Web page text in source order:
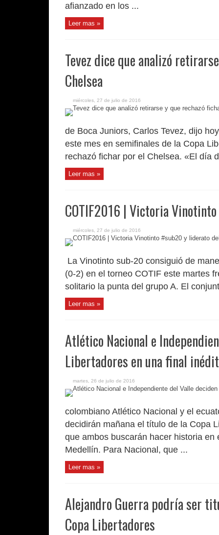
afianzado en los ...
Leer mas »
Tevez dice que analizó
Chelsea
miércoles, 27 de julio de 2016
de Boca Juniors, Carlos Tevez, dijo
este mes en semifinales de la Copa
rechazó fichar por el Chelsea. «El día
Leer mas »
COTIF2016 | Victoria
miércoles, 27 de julio de 2016
La Vinotinto sub-20 consiguió de
(0-2) en el torneo COTIF este martes
solitario la punta del grupo A. El
Leer mas »
Atlético Nacional e
Libertadores en una final
martes, 26 de julio de 2016
colombiano Atlético Nacional y el
decidirán mañana el título de la Copa
que ambos buscarán hacer historia en
Medellín. Para Nacional, que ...
Leer mas »
Alejandro Guerra podría ser
Copa Libertadores